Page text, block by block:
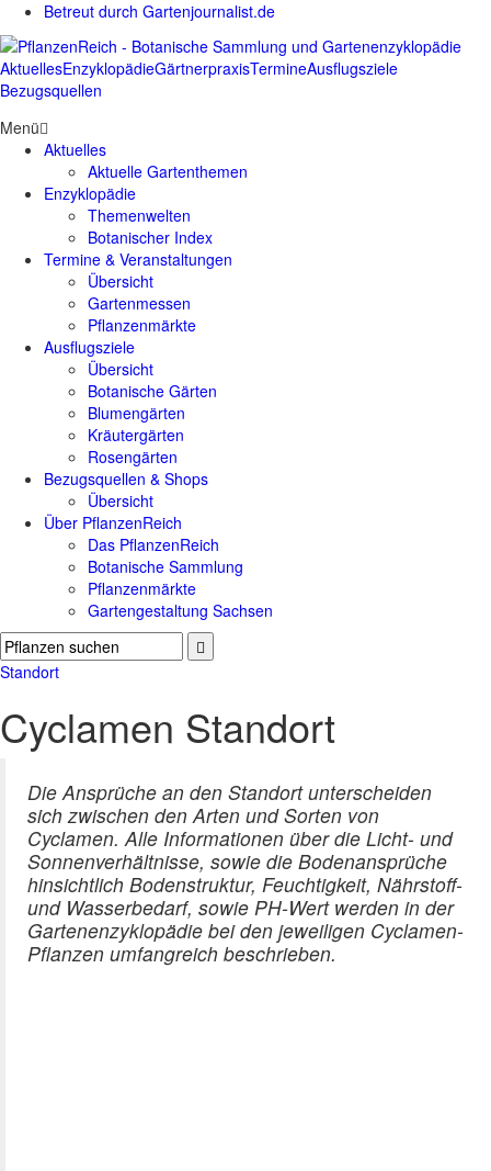
Betreut durch Gartenjournalist.de
AktuellesEnzyklopädieGärtnerpraxisTermineAusflugsziele
Bezugsquellen
Menü
Aktuelles
Aktuelle Gartenthemen
Enzyklopädie
Themenwelten
Botanischer Index
Termine & Veranstaltungen
Übersicht
Gartenmessen
Pflanzenmärkte
Ausflugsziele
Übersicht
Botanische Gärten
Blumengärten
Kräutergärten
Rosengärten
Bezugsquellen & Shops
Übersicht
Über PflanzenReich
Das PflanzenReich
Botanische Sammlung
Pflanzenmärkte
Gartengestaltung Sachsen
Standort
Cyclamen Standort
Die Ansprüche an den Standort unterscheiden
sich zwischen den Arten und Sorten von
Cyclamen. Alle Informationen über die Licht- und
Sonnenverhältnisse, sowie die Bodenansprüche
hinsichtlich Bodenstruktur, Feuchtigkeit, Nährstoff-
und Wasserbedarf, sowie PH-Wert werden in der
Gartenenzyklopädie bei den jeweiligen Cyclamen-
Pflanzen umfangreich beschrieben.